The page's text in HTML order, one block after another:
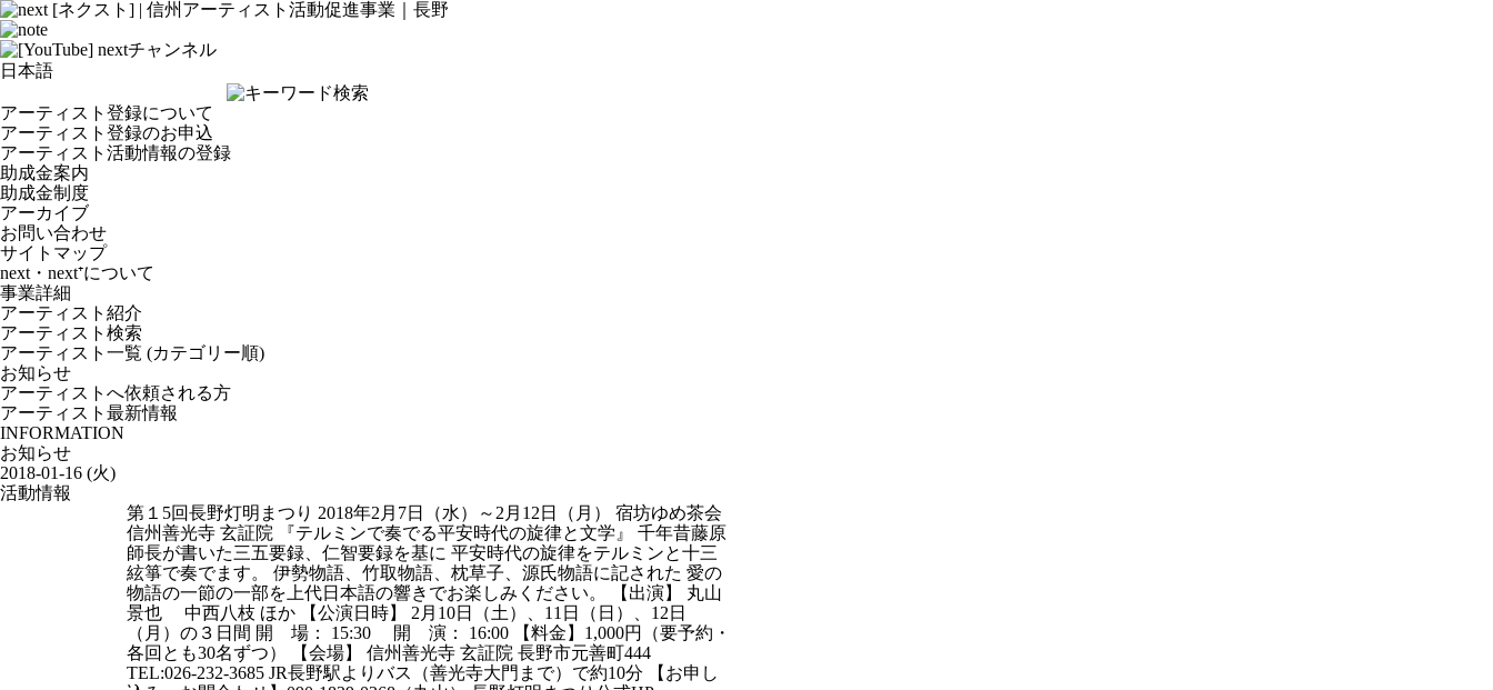
next・next⁺について
事業詳細
アーティスト紹介
アーティスト検索
アーティスト一覧 (カテゴリー順)
お知らせ
アーティストへ依頼される方
アーティスト最新情報
アーティスト登録について
アーティスト登録のお申込
アーティスト活動情報の登録
助成金案内
助成金制度
アーカイブ
お問い合わせ
サイトマップ
INFORMATION
お知らせ
2018-01-16 (火)
活動情報
第１5回長野灯明まつり 2018年2月7日（水）～2月12日（月） 宿坊ゆめ茶会
信州善光寺 玄証院 『テルミンで奏でる平安時代の旋律と文学』 千年昔藤原
師長が書いた三五要録、仁智要録を基に 平安時代の旋律をテルミンと十三
絃箏で奏でます。 伊勢物語、竹取物語、枕草子、源氏物語に記された 愛の
物語の一節の一部を上代日本語の響きでお楽しみください。 【出演】 丸山
景也 中西八枝 ほか 【公演日時】 2月10日（土）、11日（日）、12日
（月）の３日間 開 場： 15:30 開 演： 16:00 【料金】1,000円（要予約・
各回とも30名ずつ） 【会場】 信州善光寺 玄証院 長野市元善町444
TEL:026-232-3685 JR長野駅よりバス（善光寺大門まで）で約10分 【お申し